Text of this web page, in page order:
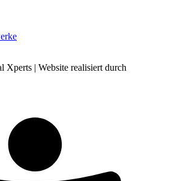
| Website realisiert durch